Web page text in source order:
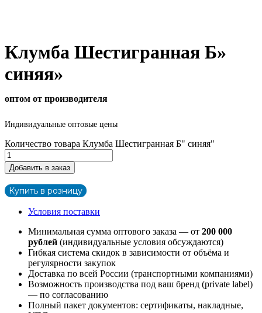
Клумба Шестигранная Б»
синяя»
оптом от производителя
Индивидуальные оптовые цены
Количество товара Клумба Шестигранная Б" синяя"
Добавить в заказ
Купить в розницу
Условия поставки
Минимальная сумма оптового заказа — от 200 000
рублей (индивидуальные условия обсуждаются)
Гибкая система скидок в зависимости от объёма и
регулярности закупок
Доставка по всей России (транспортными компаниями)
Возможность производства под ваш бренд (private label)
— по согласованию
Полный пакет документов: сертификаты, накладные,